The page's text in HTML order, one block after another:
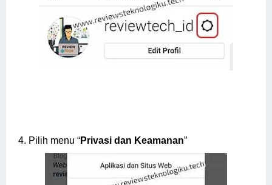
4. Pilih menu “Privasi dan Keamanan”